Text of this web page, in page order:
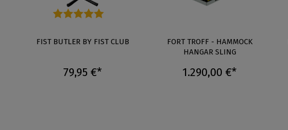
FIST BUTLER BY FIST CLUB
79,95 €*
FORT TROFF - HAMMOCK
HANGAR SLING
1.290,00 €*